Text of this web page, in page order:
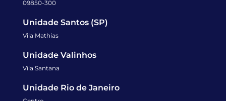
09850-300
Unidade Santos (SP)
Vila Mathias
Unidade Valinhos
Vila Santana
Unidade Rio de Janeiro